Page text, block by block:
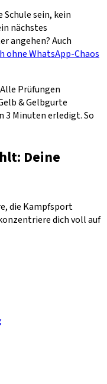
sein, kein
nächstes
angehen? Auch
ohne WhatsApp-Chaos
Alle Prüfungen
& Gelbgurte
3 Minuten erledigt. So
Deine
die Kampfsport
dich voll auf